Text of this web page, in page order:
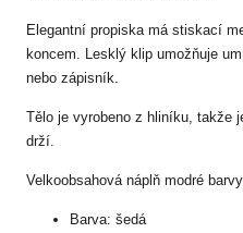
Elegantní propiska má stiskací
koncem. Lesklý klip umožňuje
nebo zápisník.
Tělo je vyrobeno z hliníku, takže
drží.
Velkoobsahová náplň modré
Barva: šedá